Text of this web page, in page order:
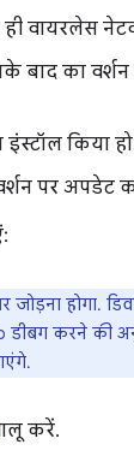
वायरलेस
का वर्शन
किया
पर अपडेट
जोड़ना होगा.
डीबग करने की
करें.